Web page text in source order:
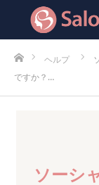
ホームヘルプ
ですか？…
ソーシ